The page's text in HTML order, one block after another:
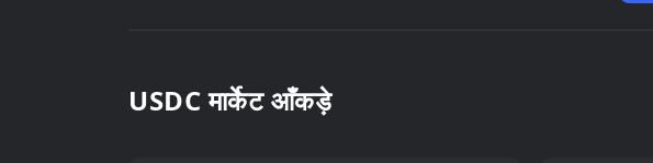
USDC मार्केट आँकड़े